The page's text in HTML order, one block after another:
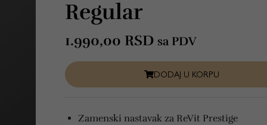
Regular
1.990,00 RSD sa PDV
DODAJ U KORPU
Zamenski nastavak za ReVit Prestige